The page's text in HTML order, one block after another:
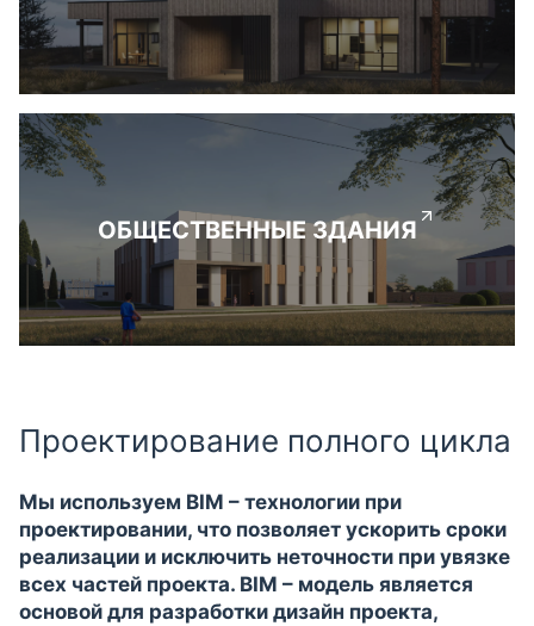
ОБЩЕСТВЕННЫЕ ЗДАНИЯ
Проектирование полного цикла
Мы используем BIM – технологии при
проектировании, что позволяет ускорить сроки
реализации и исключить неточности при увязке
всех частей проекта. BIM – модель является
основой для разработки дизайн проекта,